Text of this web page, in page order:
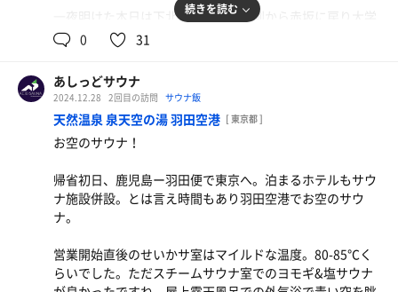
一夜明けた本日は下北沢で舞台の観劇から赤坂に戻り大学
の友人とのメシ、軽くサクッと終わりそうなのでビールは
一杯だけにして再度のサウナタイムに行っちゃおうかしら
😄
サウナ:10分×2
水風呂:1分×2
休憩:8分×2
続きを読む
0 31
あしっどサウナ
2024.12.28 2回目の訪問 サウナ飯
天然温泉 泉天空の湯 羽田空港 [ 東京都 ]
お空のサウナ！
帰省初日、鹿児島ー羽田便で東京へ。泊まるホテルもサウ
ナ施設併設。とは言え時間もあり羽田空港でお空のサウ
ナ。
営業開始直後のせいかサ室はマイルドな温度。80-85℃く
らいでした。ただスチームサウナ室でのヨモギ&塩サウナ